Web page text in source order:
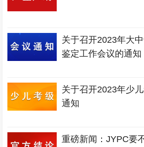
关于召开2023年大
鉴定工作会议的通知
关于召开2023年少
通知
重磅新闻：JYPC要